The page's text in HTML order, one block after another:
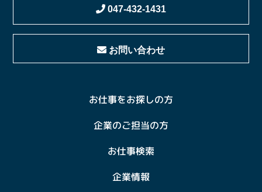
047-432-1431
お問い合わせ
お仕事をお探しの方
企業のご担当の方
お仕事検索
企業情報